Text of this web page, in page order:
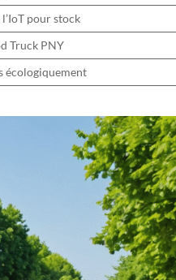
pour stock
Truck PNY
écologiquement